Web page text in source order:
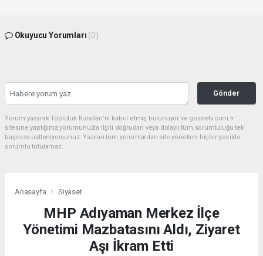
Okuyucu Yorumları (0)
Gönder
Yorum yazarak Topluluk Kuralları’nı kabul etmiş bulunuyor ve gozdetv.com.tr
sitesine yaptığınız yorumunuzla ilgili doğrudan veya dolaylı tüm sorumluluğu tek
başınıza üstleniyorsunuz. Yazılan tüm yorumlardan site yönetimi hiçbir şekilde
sorumlu tutulamaz.
Anasayfa Siyaset
MHP Adıyaman Merkez İlçe
Yönetimi Mazbatasını Aldı, Ziyaret
Aşı İkram Etti